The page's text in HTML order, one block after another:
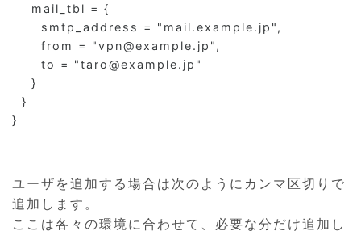
    mail_tbl = {
      smtp_address = "mail.example.jp",
      from = "vpn@example.jp",
      to = "taro@example.jp"
    }
  }
}
ユーザを追加する場合は次のようにカンマ区切りで
追加します。
ここは各々の環境に合わせて、必要な分だけ追加し